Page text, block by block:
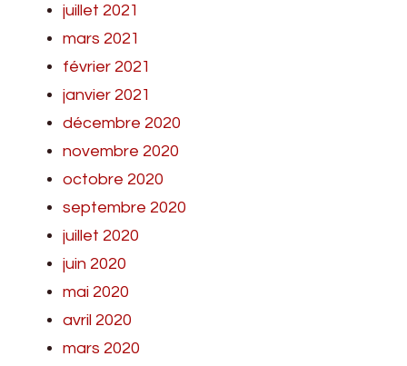
juillet 2021
mars 2021
février 2021
janvier 2021
décembre 2020
novembre 2020
octobre 2020
septembre 2020
juillet 2020
juin 2020
mai 2020
avril 2020
mars 2020